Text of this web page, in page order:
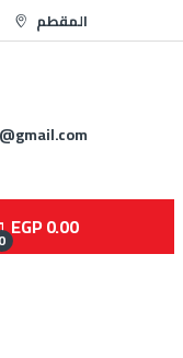
المقطم
0 EGP0.00